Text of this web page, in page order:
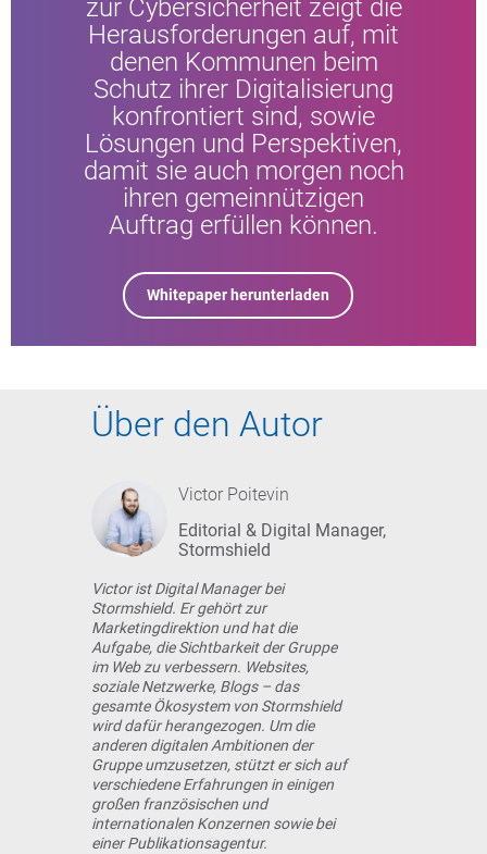
zur Cybersicherheit zeigt die
Herausforderungen auf, mit
denen Kommunen beim
Schutz ihrer Digitalisierung
konfrontiert sind, sowie
Lösungen und Perspektiven,
damit sie auch morgen noch
ihren gemeinnützigen
Auftrag erfüllen können.
Whitepaper herunterladen
Über den Autor
Victor Poitevin
Editorial & Digital Manager,
Stormshield
Victor ist Digital Manager bei
Stormshield. Er gehört zur
Marketingdirektion und hat die
Aufgabe, die Sichtbarkeit der Gruppe
im Web zu verbessern. Websites,
soziale Netzwerke, Blogs – das
gesamte Ökosystem von Stormshield
wird dafür herangezogen. Um die
anderen digitalen Ambitionen der
Gruppe umzusetzen, stützt er sich auf
verschiedene Erfahrungen in einigen
großen französischen und
internationalen Konzernen sowie bei
einer Publikationsagentur.